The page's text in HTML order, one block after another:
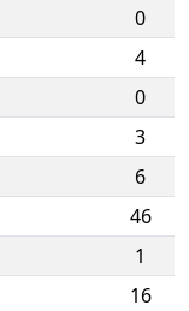
0
4
0
3
6
46
1
16